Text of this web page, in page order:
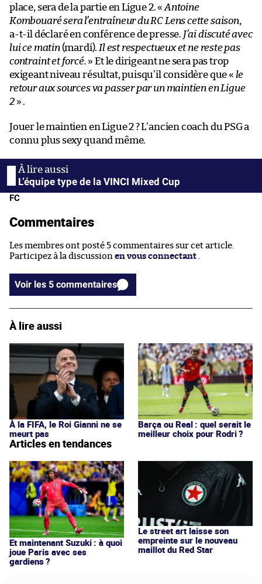
place, sera de la partie en Ligue 2. « Antoine
Kombouaré sera l’entraîneur du RC Lens cette saison,
a-t-il déclaré en conférence de presse. J’ai discuté avec
lui ce matin(mardi). Il est respectueux et ne reste pas
contraint et forcé. » Et le dirigeant ne sera pas trop
exigeant niveau résultat, puisqu’il considère que « le
retour aux sources va passer par un maintien en Ligue
2» .
Jouer le maintien en Ligue 2 ? L’ancien coach du PSG a
connu plus sexy quand même.
L’équipe type de la VINCI Mixed Cup
FC
Commentaires
Les membres ont posté 5 commentaires sur cet article.
Participez à la discussion en vous connectant .
Voir les 5 commentaires
À lire aussi
À la FIFA, le Roi Gianni ne se
meurt pas
Barça ou Real : quel serait le
meilleur choix pour Rodri ?
Articles en tendances
Et maintenant Suzuki : à quoi
joue Paris avec ses
gardiens ?
Le street art laisse son
empreinte sur le nouveau
maillot du Red Star